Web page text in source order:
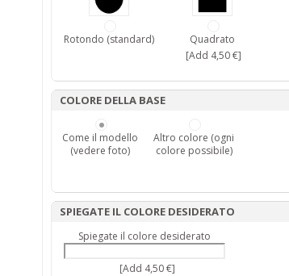
Rotondo (standard)
Quadrato
[Add 4,50 €]
COLORE DELLA BASE
Come il modello
(vedere foto)
Altro colore (ogni
colore possibile)
SPIEGATE IL COLORE DESIDERATO
Spiegate il colore desiderato
[Add 4,50 €]